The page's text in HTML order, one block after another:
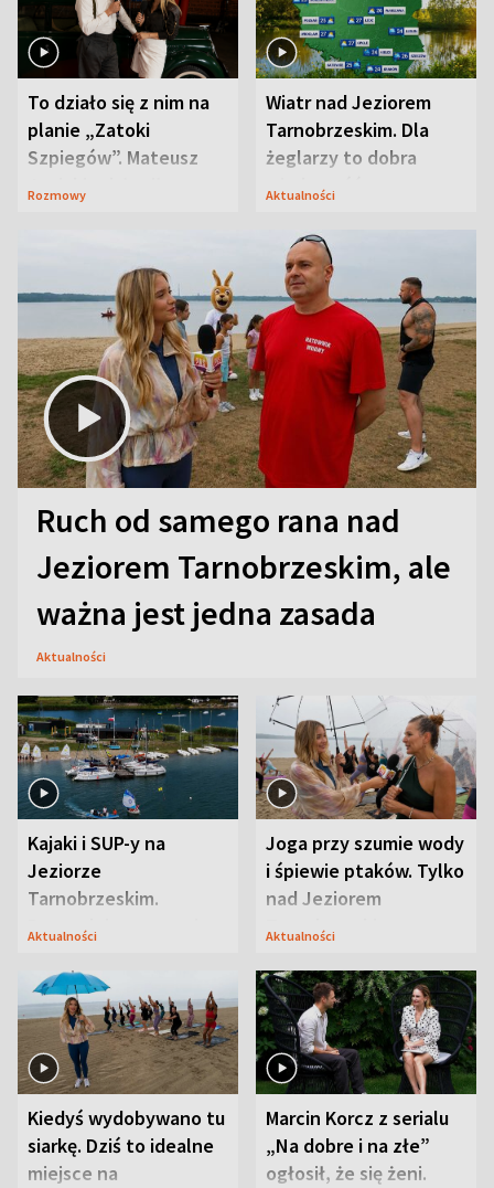
To działo się z nim na
planie „Zatoki
Szpiegów”. Mateusz
Janicki odsłonił
Rozmowy
Wiatr nad Jeziorem
Tarnobrzeskim. Dla
żeglarzy to dobra
wiadomość
Aktualności
Ruch od samego rana nad
Jeziorem Tarnobrzeskim, ale
ważna jest jedna zasada
Aktualności
Kajaki i SUP-y na
Jeziorze
Tarnobrzeskim.
Przyrodnicy zwracają
Aktualności
Joga przy szumie wody
i śpiewie ptaków. Tylko
nad Jeziorem
Tarnobrzeskim
Aktualności
Kiedyś wydobywano tu
siarkę. Dziś to idealne
miejsce na
Marcin Korcz z serialu
„Na dobre i na złe”
ogłosił, że się żeni.